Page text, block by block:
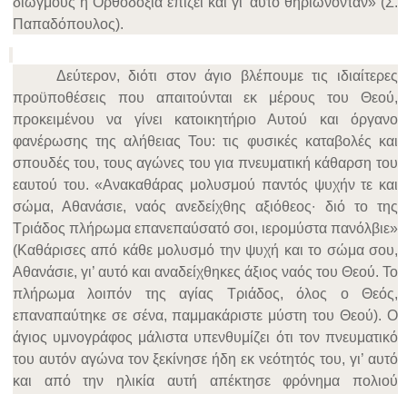
Παπαδόπουλος).
Δεύτερον, διότι στον άγιο βλέπουμε τις ιδιαίτερες
προϋποθέσεις που απαιτούνται εκ μέρους του Θεού,
προκειμένου να γίνει κατοικητήριο Αυτού και όργανο
φανέρωσης της αλήθειας Του: τις φυσικές καταβολές και
σπουδές του, τους αγώνες του για πνευματική κάθαρση του
εαυτού του. «Ανακαθάρας μολυσμού παντός ψυχήν τε και
σώμα, Αθανάσιε, ναός ανεδείχθης αξιόθεος∙ διό το της
Τριάδος πλήρωμα επανεπαύσατό σοι, ιερομύστα πανόλβιε»
(Καθάρισες από κάθε μολυσμό την ψυχή και το σώμα σου,
Αθανάσιε, γι’ αυτό και αναδείχθηκες άξιος ναός του Θεού. Το
πλήρωμα λοιπόν της αγίας Τριάδος, όλος ο Θεός,
επαναπαύτηκε σε σένα, παμμακάριστε μύστη του Θεού). Ο
άγιος υμνογράφος μάλιστα υπενθυμίζει ότι τον πνευματικό
του αυτόν αγώνα τον ξεκίνησε ήδη εκ νεότητός του, γι’ αυτό
και από την ηλικία αυτή απέκτησε φρόνημα πολιού